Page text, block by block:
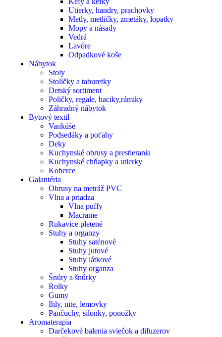
Utierky, handry, prachovky
Metly, metličky, zmetáky, lopatky
Mopy a násady
Vedrá
Lavóre
Odpadkové koše
Nábytok
Stoly
Stoličky a taburetky
Detský sortiment
Poličky, regale, haciky,rámiky
Záhradný nábytok
Bytový textil
Vankúše
Podsedáky a poťahy
Deky
Kuchynské obrusy a prestierania
Kuchynské chňapky a utierky
Koberce
Galantéria
Obrusy na metráž PVC
Vlna a priadza
Vlna puffy
Macrame
Rukavice pletené
Stuhy a organzy
Stuhy saténové
Stuhy jutové
Stuhy látkové
Stuhy organza
Šnúry a šnúrky
Rolky
Gumy
Ihly, nite, lemovky
Pančuchy, silonky, ponožky
Aromaterapia
Darčekové balenia sviečok a difuzerov